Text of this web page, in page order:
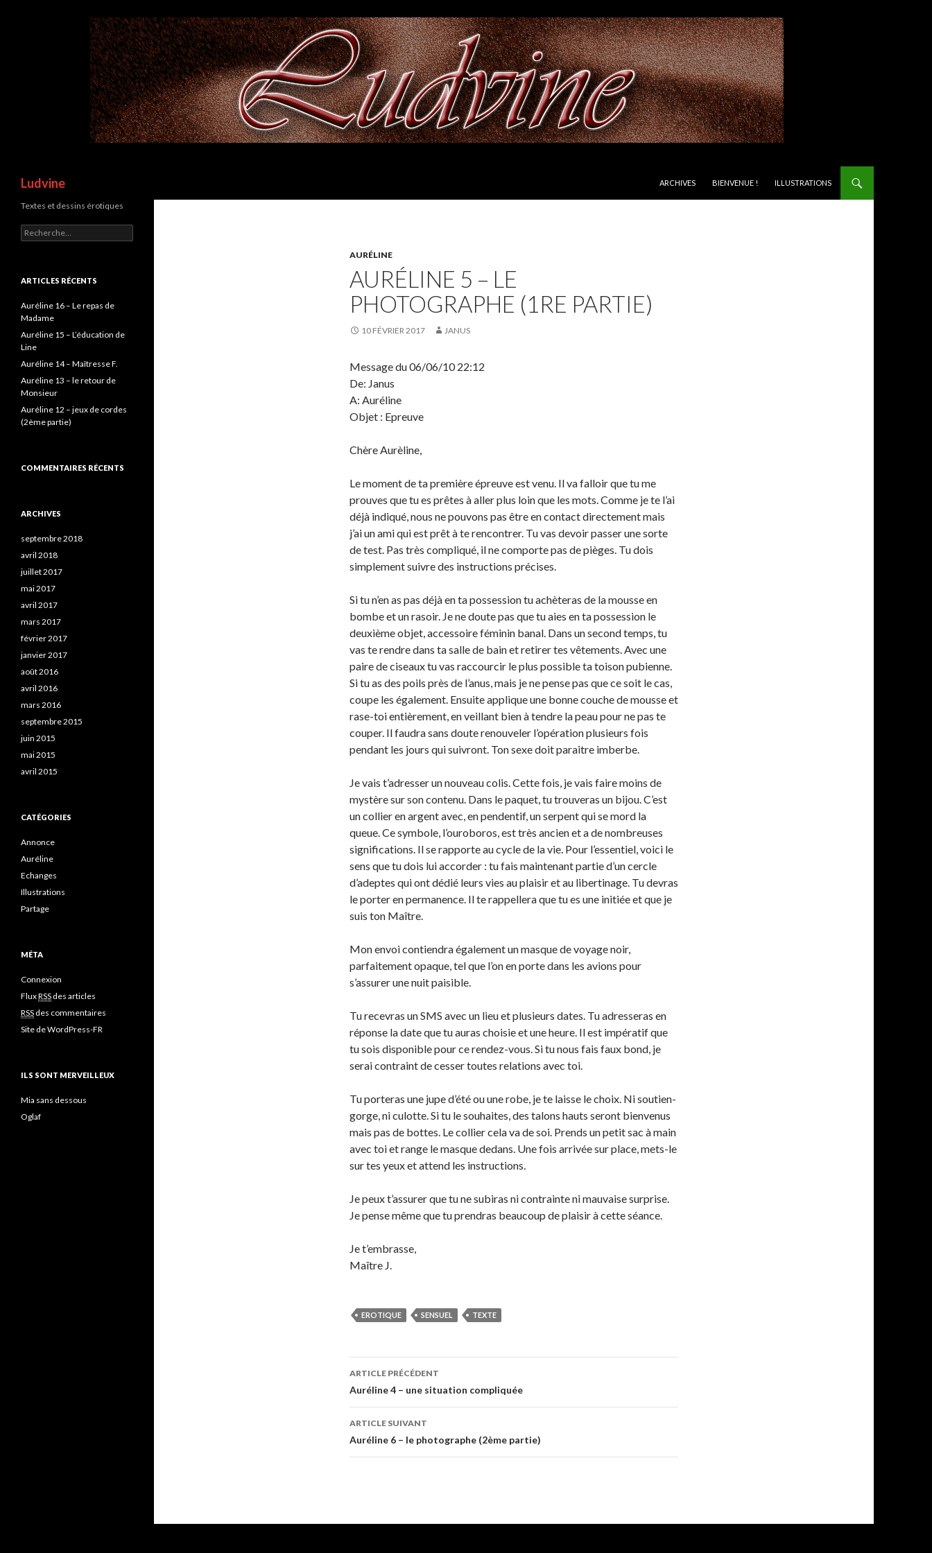
Ludvine
ARCHIVES
BIENVENUE ! ILLUSTRATIONS
AURÉLINE
AURÉLINE 5 – LE
PHOTOGRAPHE (1RE PARTIE)
10 FÉVRIER 2017 JANUS
Message du 06/06/10 22:12
De: Janus
A: Auréline
Objet : Epreuve
Chère Aurèline,
Le moment de ta première épreuve est venu. Il va falloir que tu me
prouves que tu es prêtes à aller plus loin que les mots. Comme je te l’ai
déjà indiqué, nous ne pouvons pas être en contact directement mais
j’ai un ami qui est prêt à te rencontrer. Tu vas devoir passer une sorte
de test. Pas très compliqué, il ne comporte pas de pièges. Tu dois
simplement suivre des instructions précises.
Si tu n’en as pas déjà en ta possession tu achèteras de la mousse en
bombe et un rasoir. Je ne doute pas que tu aies en ta possession le
deuxième objet, accessoire féminin banal. Dans un second temps, tu
vas te rendre dans ta salle de bain et retirer tes vêtements. Avec une
paire de ciseaux tu vas raccourcir le plus possible ta toison pubienne.
Si tu as des poils près de l’anus, mais je ne pense pas que ce soit le cas,
coupe les également. Ensuite applique une bonne couche de mousse et
rase-toi entièrement, en veillant bien à tendre la peau pour ne pas te
couper. Il faudra sans doute renouveler l’opération plusieurs fois
pendant les jours qui suivront. Ton sexe doit paraitre imberbe.
Je vais t’adresser un nouveau colis. Cette fois, je vais faire moins de
mystère sur son contenu. Dans le paquet, tu trouveras un bijou. C’est
un collier en argent avec, en pendentif, un serpent qui se mord la
queue. Ce symbole, l’ouroboros, est très ancien et a de nombreuses
significations. Il se rapporte au cycle de la vie. Pour l’essentiel, voici le
sens que tu dois lui accorder : tu fais maintenant partie d’un cercle
d’adeptes qui ont dédié leurs vies au plaisir et au libertinage. Tu devras
le porter en permanence. Il te rappellera que tu es une initiée et que je
suis ton Maître.
Mon envoi contiendra également un masque de voyage noir,
parfaitement opaque, tel que l’on en porte dans les avions pour
s’assurer une nuit paisible.
Tu recevras un SMS avec un lieu et plusieurs dates. Tu adresseras en
réponse la date que tu auras choisie et une heure. Il est impératif que
tu sois disponible pour ce rendez-vous. Si tu nous fais faux bond, je
serai contraint de cesser toutes relations avec toi.
Tu porteras une jupe d’été ou une robe, je te laisse le choix. Ni soutien-
gorge, ni culotte. Si tu le souhaites, des talons hauts seront bienvenus
mais pas de bottes. Le collier cela va de soi. Prends un petit sac à main
avec toi et range le masque dedans. Une fois arrivée sur place, mets-le
sur tes yeux et attend les instructions.
Je peux t’assurer que tu ne subiras ni contrainte ni mauvaise surprise.
Je pense même que tu prendras beaucoup de plaisir à cette séance.
Je t’embrasse,
Maître J.
EROTIQUE SENSUEL TEXTE
Navigation
des
articles
ARTICLE PRÉCÉDENT
Auréline 4 – une situation compliquée
ARTICLE SUIVANT
Auréline 6 – le photographe (2ème partie)
Textes et dessins érotiques
R
e
e
c
h
e
r
:
ARTICLES RÉCENTS
Auréline 16 – Le repas de
Madame
Auréline 15 – L’éducation de
Line
Auréline 14 – Maîtresse F.
Auréline 13 – le retour de
Monsieur
Auréline 12 – jeux de cordes
(2ème partie)
COMMENTAIRES RÉCENTS
ARCHIVES
septembre 2018
avril 2018
juillet 2017
mai 2017
avril 2017
mars 2017
février 2017
janvier 2017
août 2016
avril 2016
mars 2016
septembre 2015
juin 2015
mai 2015
avril 2015
CATÉGORIES
Annonce
Auréline
Echanges
Illustrations
Partage
MÉTA
Connexion
FluxRSS des articles
RSS des commentaires
Site de WordPress-FR
ILS SONT MERVEILLEUX
Mia sans dessous
Oglaf